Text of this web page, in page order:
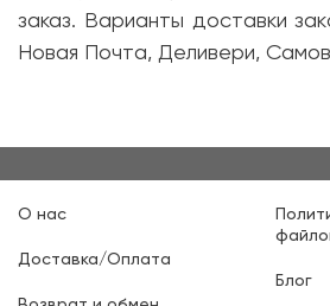
заказ. Варианты доставки
Новая Почта, Деливери,
О нас
Доставка/Оплата
Блог